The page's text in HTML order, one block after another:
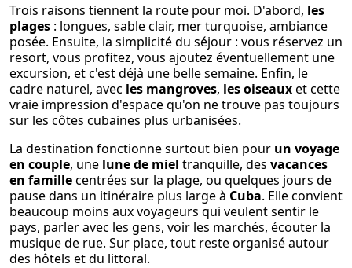
Trois raisons tiennent la route pour moi. D'abord, les
plages : longues, sable clair, mer turquoise, ambiance
posée. Ensuite, la simplicité du séjour : vous réservez un
resort, vous profitez, vous ajoutez éventuellement une
excursion, et c'est déjà une belle semaine. Enfin, le
cadre naturel, avec les mangroves, les oiseauxet cette
vraie impression d'espace qu'on ne trouve pas toujours
sur les côtes cubaines plus urbanisées.
La destination fonctionne surtout bien pour un voyage
en couple, une lune de miel tranquille, des vacances
en famillecentrées sur la plage, ou quelques jours de
pause dans un itinéraire plus large à Cuba. Elle convient
beaucoup moins aux voyageurs qui veulent sentir le
pays, parler avec les gens, voir les marchés, écouter la
musique de rue. Sur place, tout reste organisé autour
des hôtels et du littoral.